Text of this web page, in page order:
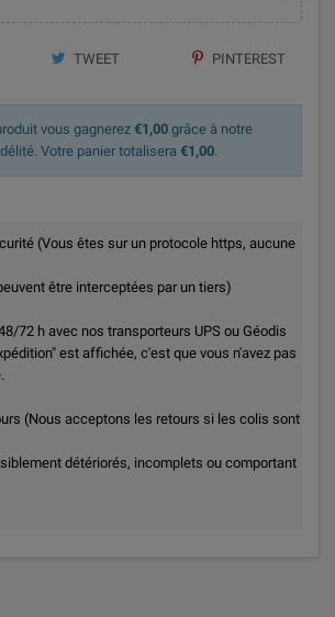
TWEET PINTEREST
vous gagnerez €1,00 grâce à notre
Votre panier totalisera €1,00.
(Vous êtes sur un protocole https, aucune
être interceptées par un tiers)
72 h avec nos transporteurs UPS ou Géodis
est affichée, c'est que vous n'avez pas
(Nous acceptons les retours si les colis sont
détériorés, incomplets ou comportant